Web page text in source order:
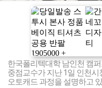
한국폴리텍대학 남인천 캠
중점교수가 지난 1일 인천
오토캐드 과정을 설명하고